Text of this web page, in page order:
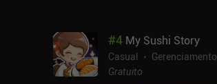
#4 My Sushi Story
Casual
Gerenciamento
Gratuito